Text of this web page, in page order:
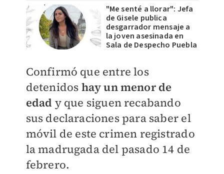
"Me senté a llorar": Jefa
de Gisele publica
desgarrador mensaje a
la joven asesinada en
Sala de Despecho Puebla
Confirmó que entre los
detenidos hay un menor de
edad y que siguen recabando
sus declaraciones para saber el
móvil de este crimen registrado
la madrugada del pasado 14 de
febrero.